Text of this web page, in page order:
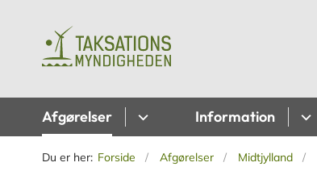
Afgørelser Information
Du er her: Forside Afgørelser Midtjylland